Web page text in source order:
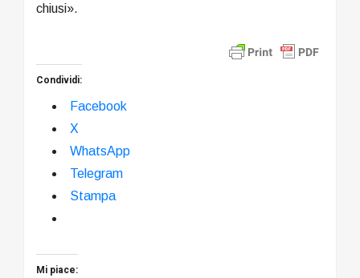
chiusi».
Condividi:
Facebook
X
WhatsApp
Telegram
Stampa
Mi piace: